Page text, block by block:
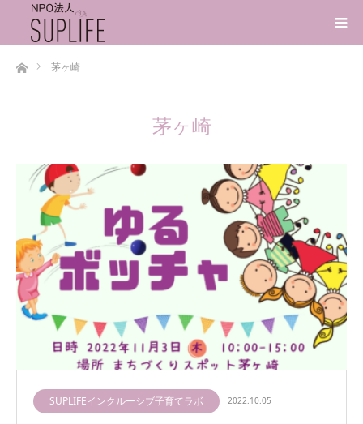
ホーム茅ヶ崎
茅ヶ崎
SUPLIFEインクルーシブ子育てラボ 2022.10.05